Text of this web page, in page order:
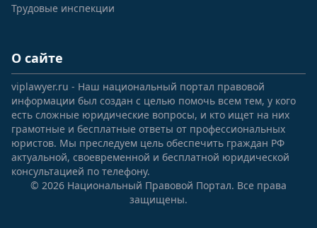
Трудовые инспекции
О сайте
viplawyer.ru - Наш национальный портал правовой
информации был создан с целью помочь всем тем, у кого
есть сложные юридические вопросы, и кто ищет на них
грамотные и бесплатные ответы от профессиональных
юристов. Мы преследуем цель обеспечить граждан РФ
актуальной, своевременной и бесплатной юридической
консультацией по телефону.
© 2026 Национальный Правовой Портал. Все права
защищены.